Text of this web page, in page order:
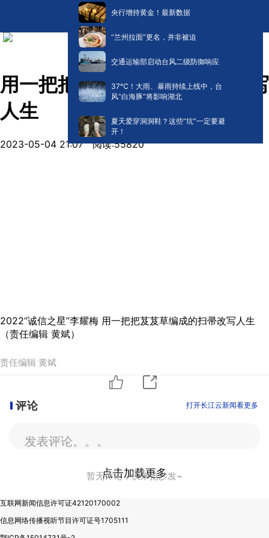
央行增持黄金！最新数据
“兰州拉面”更名，并非被迫
交通运输部启动台风二级防御响应
​37℃！大雨、暴雨持续上线中，台
风“白海豚”将影响湖北
夏天爱穿洞洞鞋？这些“坑”一定要避
开！
用一把把芨芨草编成的扫帚改写
人生
2023-05-04 21:07 阅读:55820
2022“诚信之星”李耀梅 用一把把芨芨草编成的扫帚改写人生
（责任编辑 黄斌）
责任编辑 黄斌
评论 打开长江云新闻看更多
发表评论。。。
暂无评论，快来抢沙发~
点击加载更多
互联网新闻信息许可证42120170002
信息网络传播视听节目许可证号1705111